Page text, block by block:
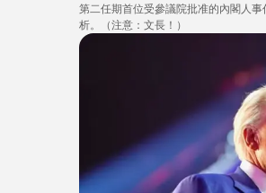
第二任期首位受參議院批准的內閣人
析。（注意：文長！）